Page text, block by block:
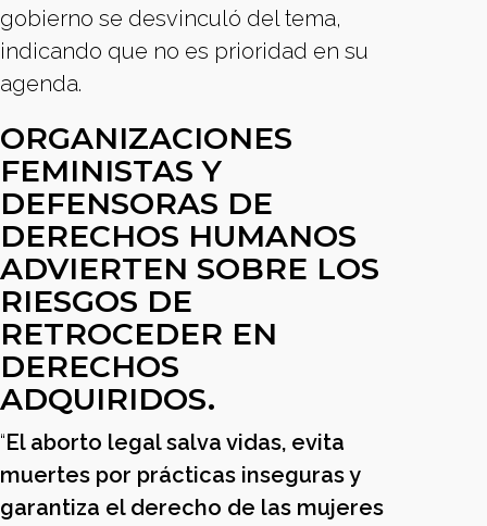
gobierno se desvinculó del tema,
indicando que no es prioridad en su
agenda.
ORGANIZACIONES
FEMINISTAS Y
DEFENSORAS DE
DERECHOS HUMANOS
ADVIERTEN SOBRE LOS
RIESGOS DE
RETROCEDER EN
DERECHOS
ADQUIRIDOS.
“El aborto legal salva vidas, evita
muertes por prácticas inseguras y
garantiza el derecho de las mujeres